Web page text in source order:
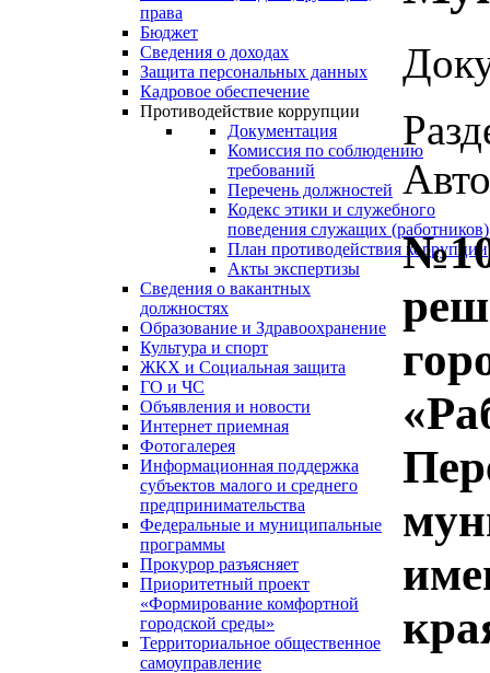
права
Бюджет
Сведения о доходах
Защита персональных данных
Кадровое обеспечение
Противодействие коррупции
Документация
Комиссия по соблюдению
требований
Перечень должностей
Кодекс этики и служебного
поведения служащих (работников)
План противодействия коррупции
Акты экспертизы
Сведения о вакантных
должностях
Образование и Здравоохранение
Культура и спорт
ЖКХ и Социальная защита
ГО и ЧС
Объявления и новости
Интернет приемная
Фотогалерея
Информационная поддержка
субъектов малого и среднего
предпринимательства
Федеральные и муниципальные
программы
Прокурор разъясняет
Приоритетный проект
«Формирование комфортной
городской среды»
Территориальное общественное
самоуправление